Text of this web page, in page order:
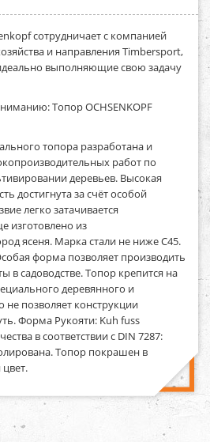
сотрудничает с компанией
и направления Timbersport,
выполняющие свою задачу
Топор OCHSENKOPF
топора разработана и
работ по
деревьев. Высокая
достигнута за счёт особой
легко затачивается
изготовлено из
ясеня. Марка стали не ниже C45.
форма позволяет производить
в садоводстве. Топор крепится на
деревянного и
не позволяет конструкции
Форма Рукояти: Kuh fuss
в соответствии с DIN 7287:
Топор покрашен в